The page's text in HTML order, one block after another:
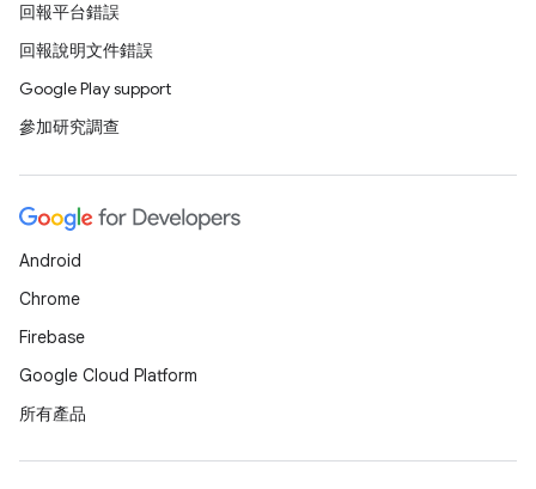
回報平台錯誤
回報說明文件錯誤
Google Play support
參加研究調查
Android
Chrome
Firebase
Google Cloud Platform
所有產品